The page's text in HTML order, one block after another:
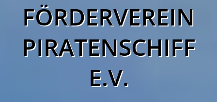
FÖRDERVEREIN
PIRATENSCHIFF
E.V.